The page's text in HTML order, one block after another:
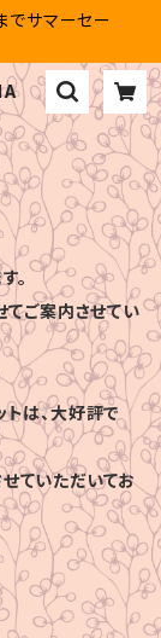
でサマーセー
。
てご案内させてい
は、大好評で
ていただいてお